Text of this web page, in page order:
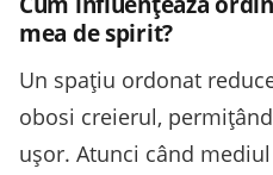
mea de spirit?
Un spațiu ordonat
obosi creierul,
ușor. Atunci când